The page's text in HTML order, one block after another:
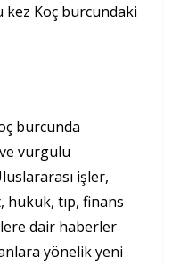
kez Koç burcundaki
burcunda
vurgulu
işler,
hukuk, tıp, finans
dair haberler
yönelik yeni